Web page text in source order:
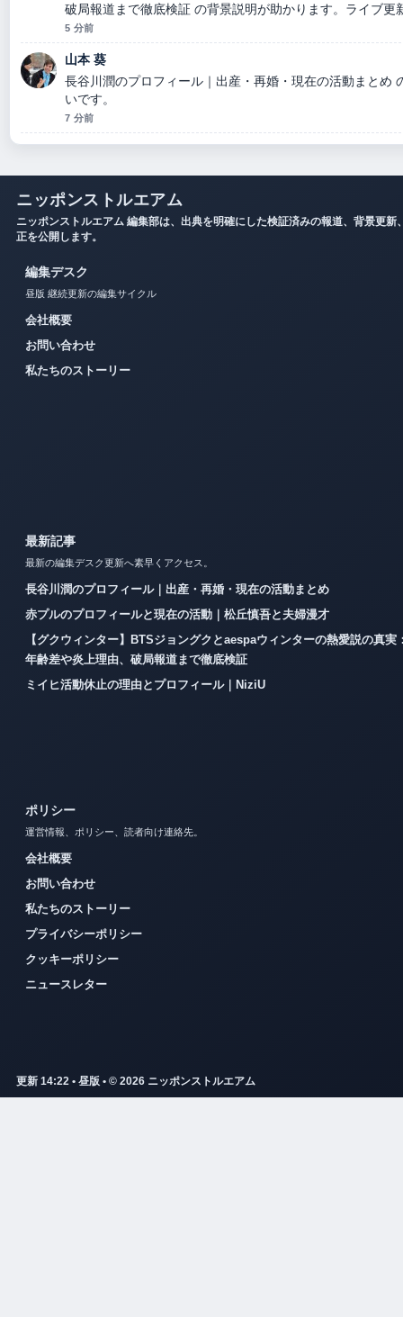
破局報道まで徹底検証 の背景説明が助かります。ライブ更
5 分前
山本 葵
長谷川潤のプロフィール｜出産・再婚・現在の活動まとめ
いです。
7 分前
ニッポンストルエアム
ニッポンストルエアム 編集部は、出典を明確にした検証済みの報道、背景更新
正を公開します。
編集デスク
昼版 継続更新の編集サイクル
会社概要
お問い合わせ
私たちのストーリー
最新記事
最新の編集デスク更新へ素早くアクセス。
長谷川潤のプロフィール｜出産・再婚・現在の活動まとめ
赤プルのプロフィールと現在の活動｜松丘慎吾と夫婦漫才
【グクウィンター】BTSジョングクとaespaウィンターの熱愛説の真実
年齢差や炎上理由、破局報道まで徹底検証
ミイヒ活動休止の理由とプロフィール｜NiziU
ポリシー
運営情報、ポリシー、読者向け連絡先。
会社概要
お問い合わせ
私たちのストーリー
プライバシーポリシー
クッキーポリシー
ニュースレター
更新 14:22 • 昼版 • © 2026 ニッポンストルエアム